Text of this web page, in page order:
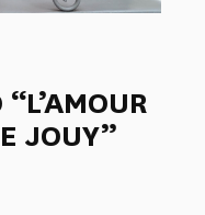
JOUY”